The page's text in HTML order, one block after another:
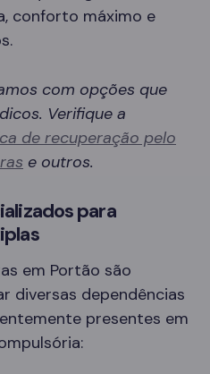
conforto máximo e
com opções que
Verifique a
de recuperação pelo
e outros.
para
em Portão são
diversas dependências
presentes em